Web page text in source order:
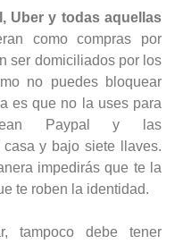
Uber y todas aquellas
como compras por
ser domiciliados por los
no puedes bloquear
es que no la uses para
Paypal y las
y bajo siete llaves.
impedirás que te la
te roben la identidad.
tampoco debe tener